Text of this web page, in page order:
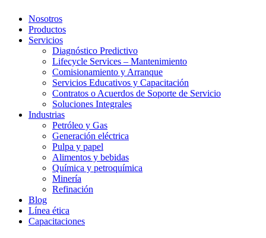
Nosotros
Productos
Servicios
Diagnóstico Predictivo
Lifecycle Services – Mantenimiento
Comisionamiento y Arranque
Servicios Educativos y Capacitación
Contratos o Acuerdos de Soporte de Servicio
Soluciones Integrales
Industrias
Petróleo y Gas
Generación eléctrica
Pulpa y papel
Alimentos y bebidas
Química y petroquímica
Minería
Refinación
Blog
Línea ética
Capacitaciones